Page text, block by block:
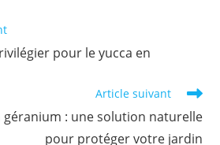
pour le yucca en
Article suivant
géranium : une solution naturelle
pour protéger votre jardin